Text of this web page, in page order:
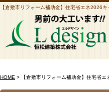
【倉敷市リフォーム補助金】住宅省エネ2026キ
HOME > 【倉敷市リフォーム補助金】住宅省エ